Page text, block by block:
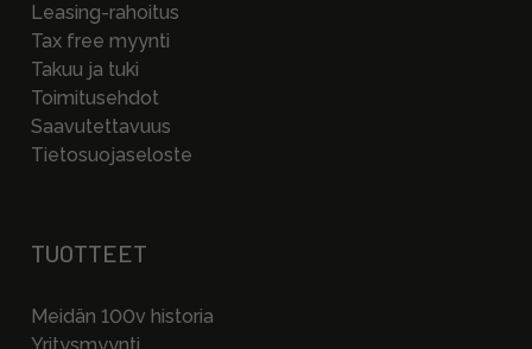
Leasing-rahoitus
Tax free myynti
Takuu ja tuki
Toimitusehdot
Saavutettavuus
Tietosuojaseloste
TUOTTEET
Meidän 100v historia